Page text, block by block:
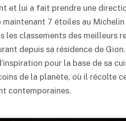
et lui a fait prendre une
7 étoiles au
les classements des meilleurs
depuis sa résidence de
pour la base de sa
de la planète, où il récolte
contemporaines.